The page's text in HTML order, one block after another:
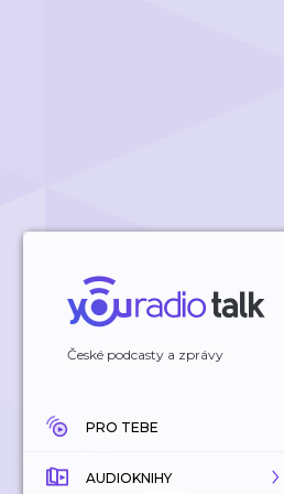
České podcasty a zprávy
PRO TEBE
AUDIOKNIHY